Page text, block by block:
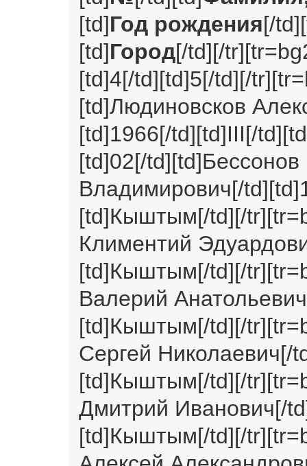
[td]Год рождения[/
[td]Город[/td][/
[td]4[/td][td]5[/td][/
[td]Людиновсков
[td]1966[/td][td]III[/
[td]02[/td][td]Бессонов
Владимирович[/
[td]Кыштым[/td][/
Климентий
[td]Кыштым[/td][/
Валерий
[td]Кыштым[/td][/
Сергей Николаевич[/
[td]Кыштым[/td][/
Дмитрий Иванович[/
[td]Кыштым[/td][/